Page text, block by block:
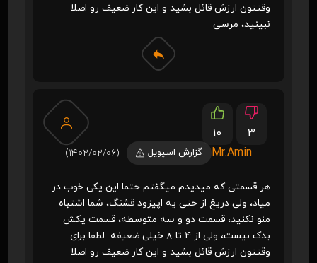
وقتتون ارزش قائل بشید و این کار ضعیف رو اصلا
نبینید، مرسی
10
3
Mr.Amin
گزارش اسپویل (1402/02/06)
هر قسمتی که میدیدم میگفتم حتما این یکی خوب در
میاد، ولی دریغ از حتی یه اپیزود قشنگ، شما اشتباه
منو نکنید، قسمت دو و سه متوسطه، قسمت یکش
بدک نیست، ولی از 4 تا 8 خیلی ضعیفه. لطفا برای
وقتتون ارزش قائل بشید و این کار ضعیف رو اصلا